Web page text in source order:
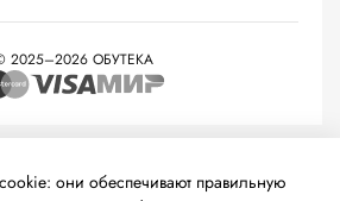
2025–2026 ОБУТЕКА
технологии предоставления
они обеспечивают правильную